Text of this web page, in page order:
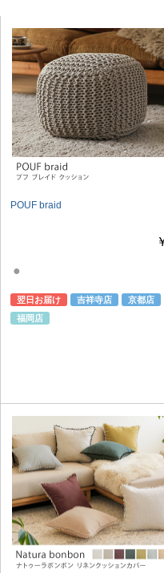
POUF braid
●
翌日お届け 吉祥寺店
京都店
福岡店